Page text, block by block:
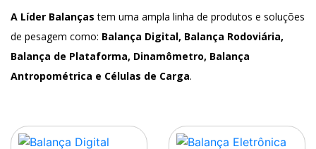
A Líder Balanças tem uma ampla linha de produtos e soluções
de pesagem como: Balança Digital, Balança Rodoviária,
Balança de Plataforma, Dinamômetro, Balança
Antropométrica e Células de Carga.